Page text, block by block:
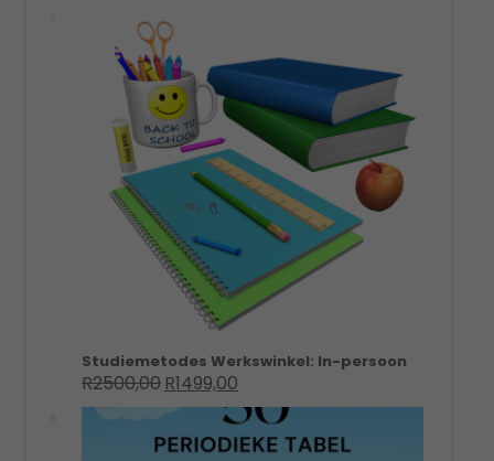
was:
R120,00.
Studiemetodes Werkswinkel: In-persoon
R2500,00 Original
price
R2500,00.
R1499,00
price
is:
R1499,00.